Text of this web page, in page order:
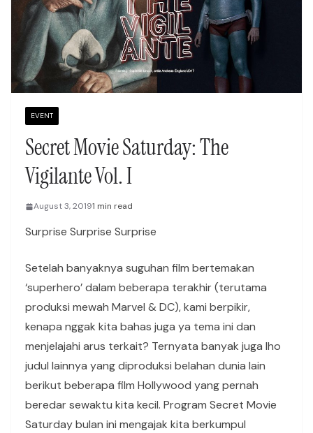
EVENT
Secret Movie Saturday: The
Vigilante Vol. I
August 3, 20191 min read
Surprise Surprise Surprise
Setelah banyaknya suguhan film bertemakan
‘superhero’ dalam beberapa terakhir (terutama
produksi mewah Marvel & DC), kami berpikir,
kenapa nggak kita bahas juga ya tema ini dan
menjelajahi arus terkait? Ternyata banyak juga lho
judul lainnya yang diproduksi belahan dunia lain
berikut beberapa film Hollywood yang pernah
beredar sewaktu kita kecil. Program Secret Movie
Saturday bulan ini mengajak kita berkumpul